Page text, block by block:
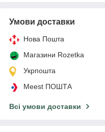
Умови доставки
Нова Пошта
Магазини Rozetka
Укрпошта
Meest ПОШТА
Всі умови доставки